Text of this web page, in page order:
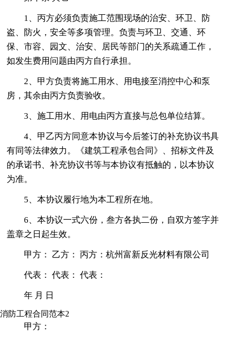
1、丙方必须负责施工范围现场的治安、环卫、防
盗、防火，安全等多项管理。负责与环卫、交通、环
保、市容、园文、治安、居民等部门的关系疏通工作，
如发生费用问题由丙方自行承担。
2、甲方负责将施工用水、用电接至消控中心和泵
房，其余由丙方负责验收。
3、施工用水、用电由丙方直接与总包单位结算。
4、甲乙丙方同意本协议与今后签订的补充协议书具
有同等法律效力。《建筑工程承包合同》、招标文件及
的承诺书、补充协议书等与本协议有抵触的，以本协议
为准。
5、本协议履行地为本工程所在地。
6、本协议一式六份，叁方各执二份，自双方签字并
盖章之日起生效。
甲方： 乙方： 丙方：杭州富新反光材料有限公司
代表： 代表： 代表：
年 月 日
消防工程合同范本2
甲方：